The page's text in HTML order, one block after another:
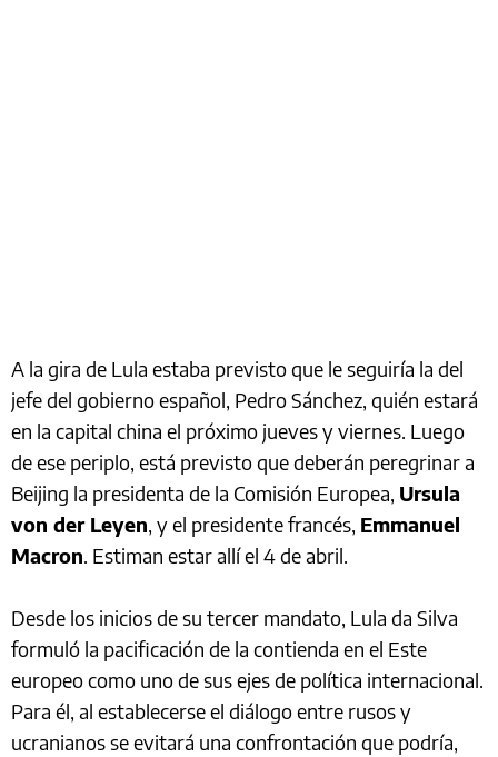
A la gira de Lula estaba previsto que le seguiría la del
jefe del gobierno español, Pedro Sánchez, quién estará
en la capital china el próximo jueves y viernes. Luego
de ese periplo, está previsto que deberán peregrinar a
Beijing la presidenta de la Comisión Europea, Ursula
von der Leyen, y el presidente francés, Emmanuel
Macron. Estiman estar allí el 4 de abril.
Desde los inicios de su tercer mandato, Lula da Silva
formuló la pacificación de la contienda en el Este
europeo como uno de sus ejes de política internacional.
Para él, al establecerse el diálogo entre rusos y
ucranianos se evitará una confrontación que podría,